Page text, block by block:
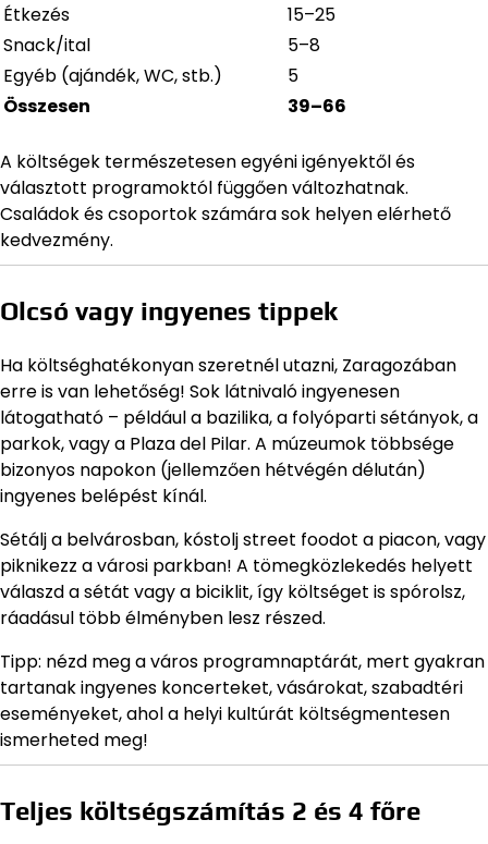
Étkezés
15–25
Snack/ital
5–8
Egyéb (ajándék, WC, stb.)
5
Összesen
39–66
A költségek természetesen egyéni igényektől és
választott programoktól függően változhatnak.
Családok és csoportok számára sok helyen elérhető
kedvezmény.
Olcsó vagy ingyenes tippek
Ha költséghatékonyan szeretnél utazni, Zaragozában
erre is van lehetőség! Sok látnivaló ingyenesen
látogatható – például a bazilika, a folyóparti sétányok, a
parkok, vagy a Plaza del Pilar. A múzeumok többsége
bizonyos napokon (jellemzően hétvégén délután)
ingyenes belépést kínál.
Sétálj a belvárosban, kóstolj street foodot a piacon, vagy
piknikezz a városi parkban! A tömegközlekedés helyett
válaszd a sétát vagy a biciklit, így költséget is spórolsz,
ráadásul több élményben lesz részed.
Tipp: nézd meg a város programnaptárát, mert gyakran
tartanak ingyenes koncerteket, vásárokat, szabadtéri
eseményeket, ahol a helyi kultúrát költségmentesen
ismerheted meg!
Teljes költségszámítás 2 és 4 főre